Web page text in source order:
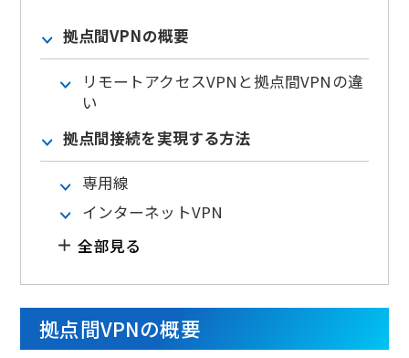
拠点間VPNの概要
リモートアクセスVPNと拠点間VPNの違
い
拠点間接続を実現する方法
専用線
インターネットVPN
全部見る
拠点間VPNの概要